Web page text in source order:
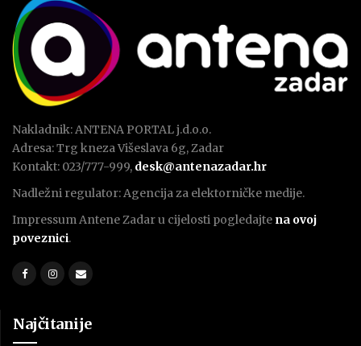
Nakladnik: ANTENA PORTAL j.d.o.o.
Adresa: Trg kneza Višeslava 6g, Zadar
Kontakt: 023/777-999, desk@antenazadar.hr
Nadležni regulator: Agencija za elektorničke medije.
Impressum Antene Zadar u cijelosti pogledajte na ovoj
poveznici.
Najčitanije